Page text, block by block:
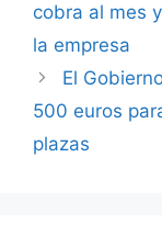
cobra al mes
la empresa
El
500 euros
plazas